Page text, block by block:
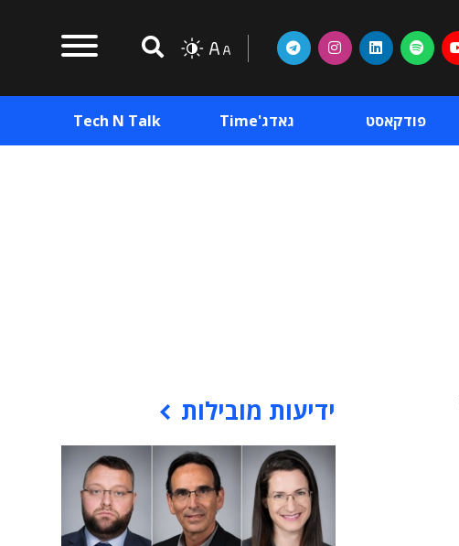
פודקאסט גאדג'Time Tech N Talk
ידיעות מובילות